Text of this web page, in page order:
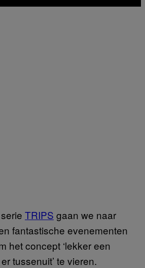
TRIPS gaan we naar
fantastische evenementen
het concept ‘lekker een
tussenuit’ te vieren.